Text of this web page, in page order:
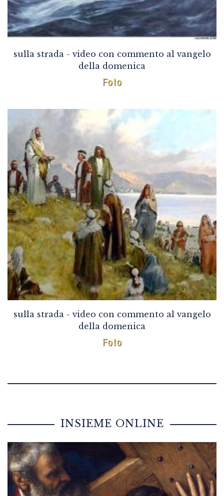
sulla strada - video con commento al vangelo
della domenica
Foto
sulla strada - video con commento al vangelo
della domenica
Foto
INSIEME ONLINE